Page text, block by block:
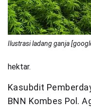
Ilustrasi ladang ganja
hektar.
Kasubdit
BNN Kombes Pol.